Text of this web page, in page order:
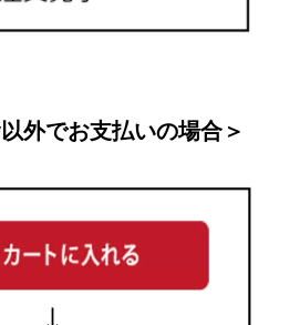
外でお支払いの場合＞